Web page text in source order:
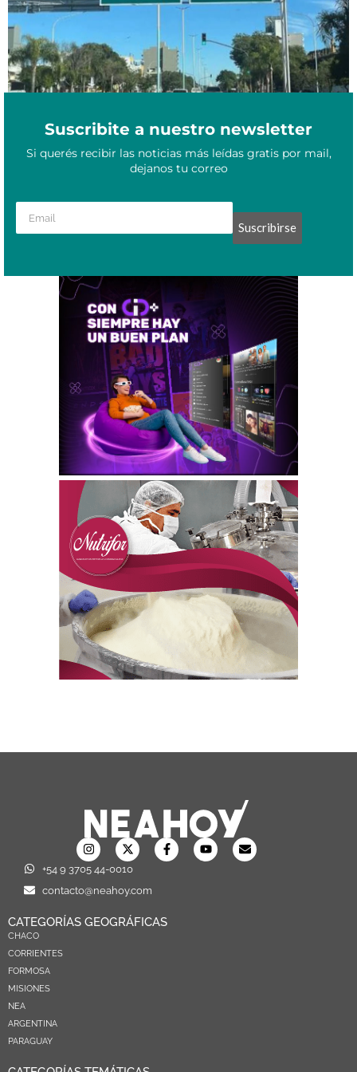
Suscribite a nuestro newsletter
Si querés recibir las noticias más leídas gratis por mail,
dejanos tu correo
Suscribirse
+54 9 3705 44-0010
contacto@neahoy.com
CATEGORÍAS GEOGRÁFICAS
CHACO
CORRIENTES
FORMOSA
MISIONES
NEA
ARGENTINA
PARAGUAY